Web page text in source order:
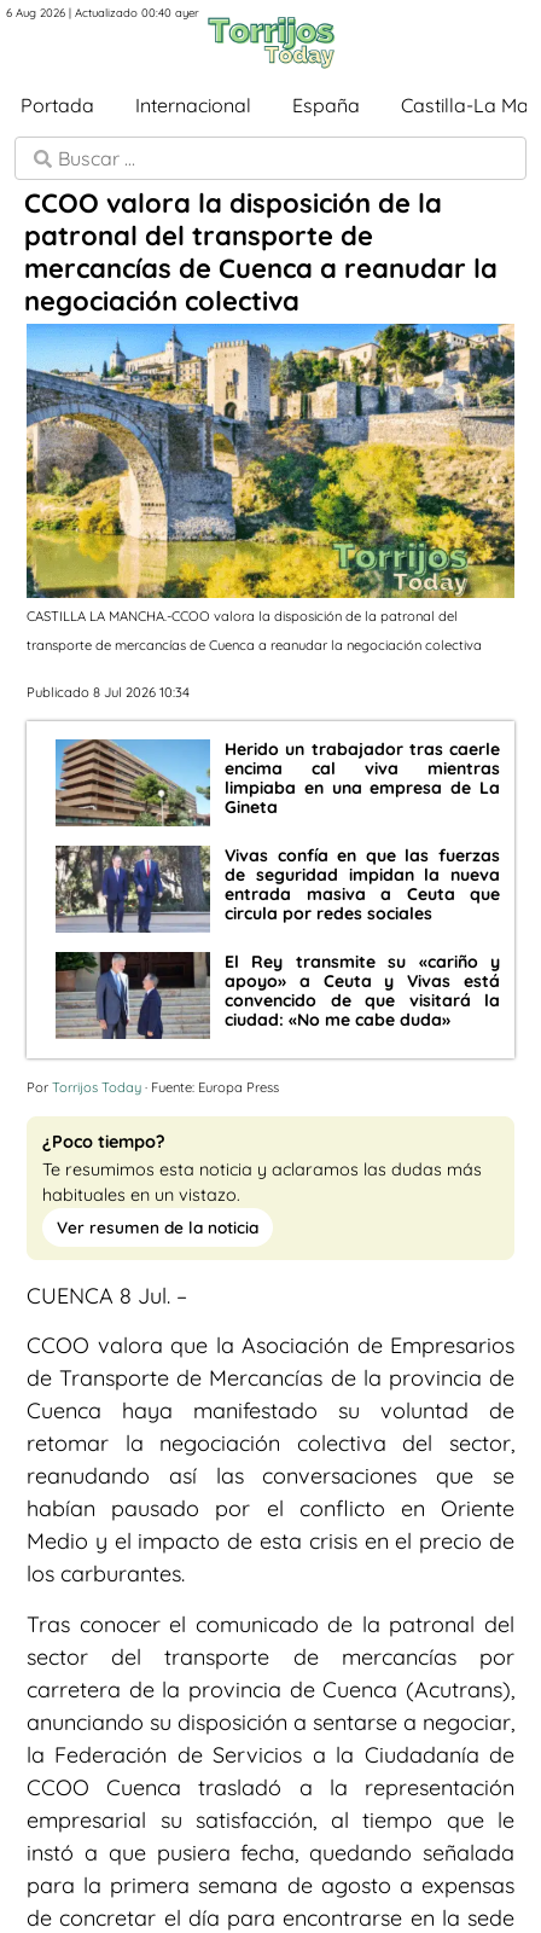
6 Aug 2026 | Actualizado 00:40 ayer
Portada Internacional España Castilla-La
CCOO valora la disposición de la
patronal del transporte de
mercancías de Cuenca a reanudar la
negociación colectiva
CASTILLA LA MANCHA.-CCOO valora la disposición de la patronal del
transporte de mercancías de Cuenca a reanudar la negociación colectiva
Publicado 8 Jul 2026 10:34
Herido un trabajador tras caerle
encima cal viva mientras
limpiaba en una empresa de La
Gineta
Vivas confía en que las fuerzas
de seguridad impidan la nueva
entrada masiva a Ceuta que
circula por redes sociales
El Rey transmite su «cariño y
apoyo» a Ceuta y Vivas está
convencido de que visitará la
ciudad: «No me cabe duda»
Por Torrijos Today · Fuente: Europa Press
¿Poco tiempo?
Te resumimos esta noticia y aclaramos las dudas más
habituales en un vistazo.
Ver resumen de la noticia
CUENCA 8 Jul. –
CCOO valora que la Asociación de Empresarios
de Transporte de Mercancías de la provincia de
Cuenca haya manifestado su voluntad de
retomar la negociación colectiva del sector,
reanudando así las conversaciones que se
habían pausado por el conflicto en Oriente
Medio y el impacto de esta crisis en el precio de
los carburantes.
Tras conocer el comunicado de la patronal del
sector del transporte de mercancías por
carretera de la provincia de Cuenca (Acutrans),
anunciando su disposición a sentarse a negociar,
la Federación de Servicios a la Ciudadanía de
CCOO Cuenca trasladó a la representación
empresarial su satisfacción, al tiempo que le
instó a que pusiera fecha, quedando señalada
para la primera semana de agosto a expensas
de concretar el día para encontrarse en la sede